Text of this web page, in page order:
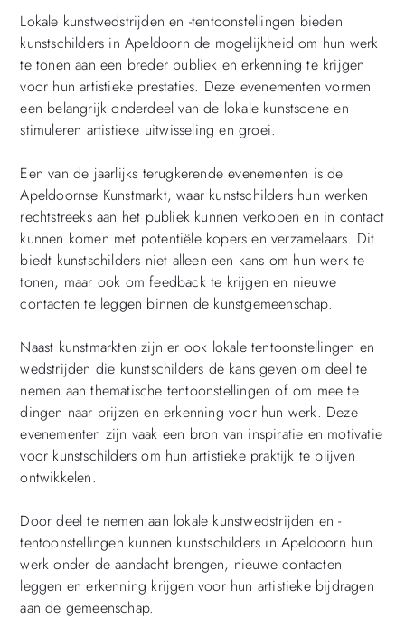
Lokale kunstwedstrijden en -tentoonstellingen bieden
kunstschilders in Apeldoorn de mogelijkheid om hun werk
te tonen aan een breder publiek en erkenning te krijgen
voor hun artistieke prestaties. Deze evenementen vormen
een belangrijk onderdeel van de lokale kunstscene en
stimuleren artistieke uitwisseling en groei.
Een van de jaarlijks terugkerende evenementen is de
Apeldoornse Kunstmarkt, waar kunstschilders hun werken
rechtstreeks aan het publiek kunnen verkopen en in contact
kunnen komen met potentiële kopers en verzamelaars. Dit
biedt kunstschilders niet alleen een kans om hun werk te
tonen, maar ook om feedback te krijgen en nieuwe
contacten te leggen binnen de kunstgemeenschap.
Naast kunstmarkten zijn er ook lokale tentoonstellingen en
wedstrijden die kunstschilders de kans geven om deel te
nemen aan thematische tentoonstellingen of om mee te
dingen naar prijzen en erkenning voor hun werk. Deze
evenementen zijn vaak een bron van inspiratie en motivatie
voor kunstschilders om hun artistieke praktijk te blijven
ontwikkelen.
Door deel te nemen aan lokale kunstwedstrijden en -
tentoonstellingen kunnen kunstschilders in Apeldoorn hun
werk onder de aandacht brengen, nieuwe contacten
leggen en erkenning krijgen voor hun artistieke bijdragen
aan de gemeenschap.